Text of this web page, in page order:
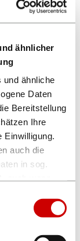
ähnlicher
und ähnliche
Daten
Bereitstellung
Ihre
Einwilligung.
auch die
in sog.
u.a. das